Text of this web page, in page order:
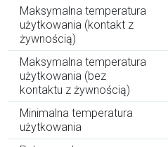
Maksymalna temperatura
użytkowania (kontakt z
żywnością)
Maksymalna temperatura
użytkowania (bez
kontaktu z żywnością)
Minimalna temperatura
użytkowania